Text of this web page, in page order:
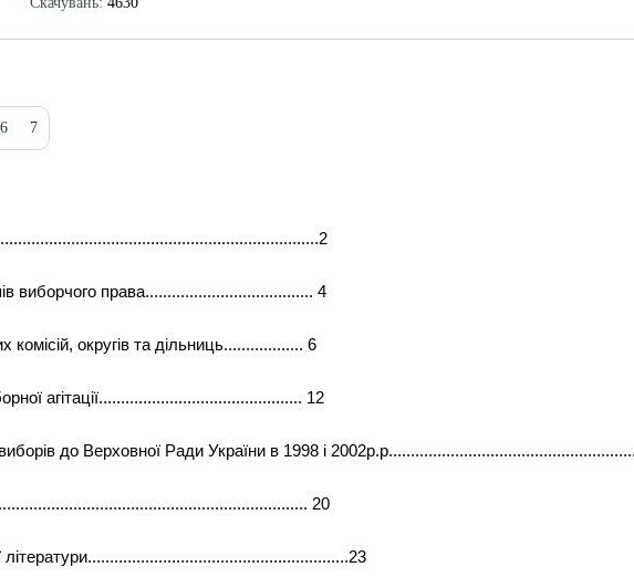
6 7
виборчого права...................................... 4
комісій, округів та дільниць.................. 6
агітації.............................................. 12
до Верховної Ради України в 1998 і
20